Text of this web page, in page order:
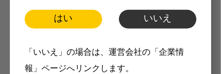
はい いいえ
「いいえ」の場合は、運営会社の「企業情
報」ページへリンクします。
製品価格も閲覧可能